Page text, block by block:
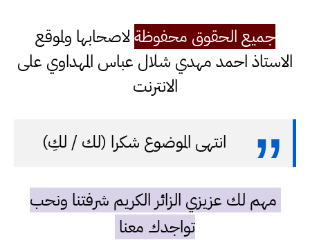
جميع الحقوق محفوظةلاصحابها ولموقع
الاستاذ احمد مهدي شلال عباس المهداوي على
الانترنت
انتهى الموضوع شكرا (لك / لكِ)
مهم لك عزيزي الزائر الكريم شرفتنا ونحب
تواجدك معنا